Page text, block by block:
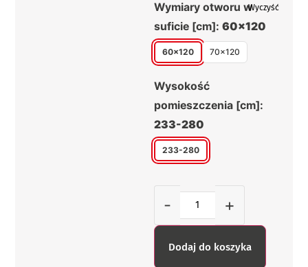
Wymiary otworu w
suficie [cm]: 60x120
60x120 70x120
Wysokość
pomieszczenia [cm]:
233-280
233-280
Wyczyść
- +
Dodaj do koszyka